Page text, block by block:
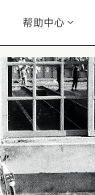
帮助中心